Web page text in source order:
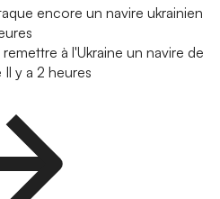
encore un navire ukrainien
à l'Ukraine un navire de
Il y a 2 heures